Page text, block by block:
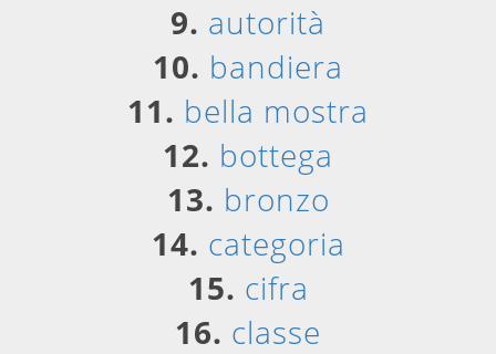
9. autorità
10. bandiera
11. bella mostra
12. bottega
13. bronzo
14. categoria
15. cifra
16. classe